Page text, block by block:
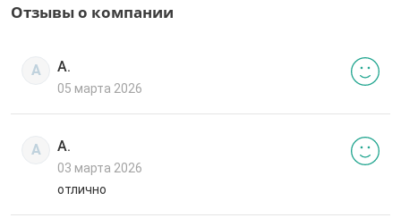
Отзывы о компании
А А.
05 марта 2026
А А.
03 марта 2026
отлично